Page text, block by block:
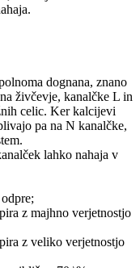
dognana, znano
živčevje, kanalčke L in
celic. Ker kalcijevi
pa na N kanalčke,
lahko nahaja v
z majhno verjetnostjo
z veliko verjetnostjo